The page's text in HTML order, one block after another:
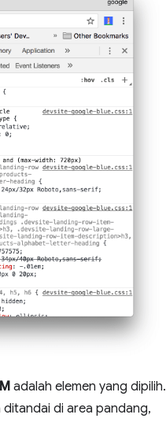
adalah elemen yang dipilih.
ditandai di area pandang,